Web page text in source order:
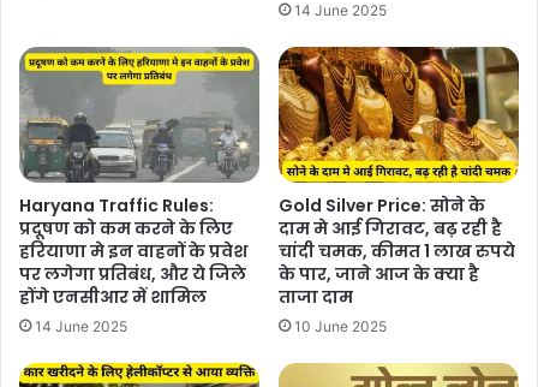
14 June 2025
Haryana Traffic Rules:
प्रदूषण को कम करने के लिए
हरियाणा मे इन वाहनों के प्रवेश
पर लगेगा प्रतिबंध, और ये जिले
होंगे एनसीआर में शामिल
14 June 2025
Gold Silver Price: सोने के
दाम मे आई गिरावट, बढ़ रही है
चांदी चमक, कीमत 1 लाख रुपये
के पार, जाने आज के क्या है
ताजा दाम
10 June 2025